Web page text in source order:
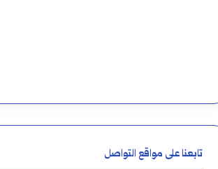
تابعنا على مواقع التواصل